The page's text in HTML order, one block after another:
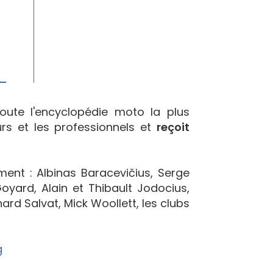
l'encyclopédie moto la plus
et les professionnels et reçoit
: Albinas Baracevičius, Serge
Alain et Thibault Jodocius,
Salvat, Mick Woollett, les clubs